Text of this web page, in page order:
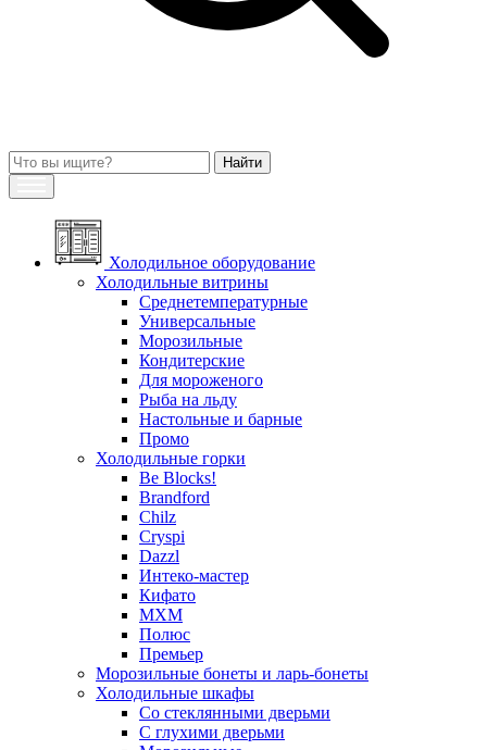
Холодильное оборудование
Холодильные витрины
Среднетемпературные
Универсальные
Морозильные
Кондитерские
Для мороженого
Рыба на льду
Настольные и барные
Промо
Холодильные горки
Be Blocks!
Brandford
Chilz
Cryspi
Dazzl
Интеко-мастер
Кифато
МХМ
Полюс
Премьер
Морозильные бонеты и ларь-бонеты
Холодильные шкафы
Со стеклянными дверьми
С глухими дверьми